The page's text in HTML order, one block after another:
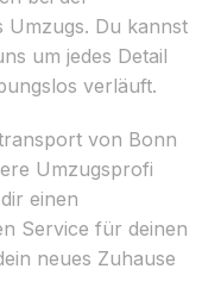
Umzugs. Du kannst
um jedes Detail
verläuft.
von Bonn
Umzugsprofi
einen
Service für deinen
neues Zuhause